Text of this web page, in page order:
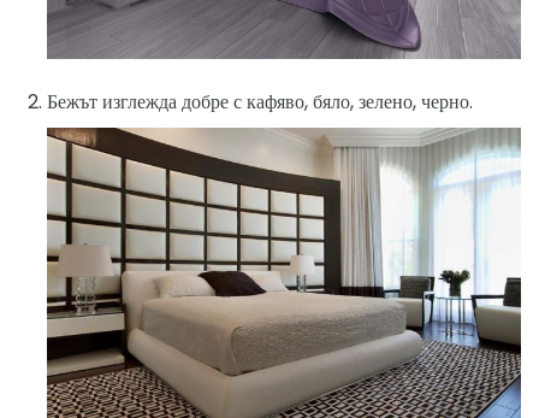
Бежът изглежда добре с кафяво, бяло, зелено, черно.